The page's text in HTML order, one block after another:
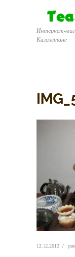
Интернет-
Казахстане
12.12.2012